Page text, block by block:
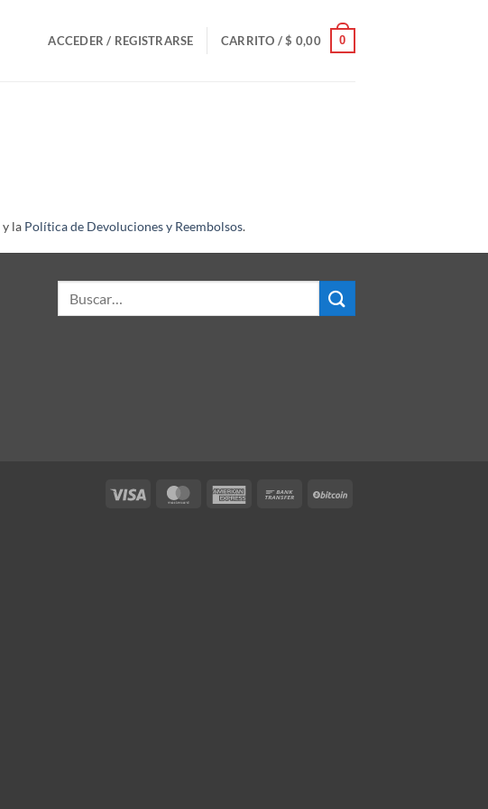
ACCEDER / REGISTRARSE CARRITO /$ 0,00 0
y la Política de Devoluciones y Reembolsos.
Visa MasterCardAmerican
Bank